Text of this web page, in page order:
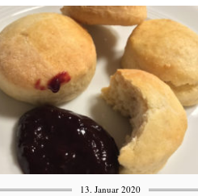
13. Januar 2020